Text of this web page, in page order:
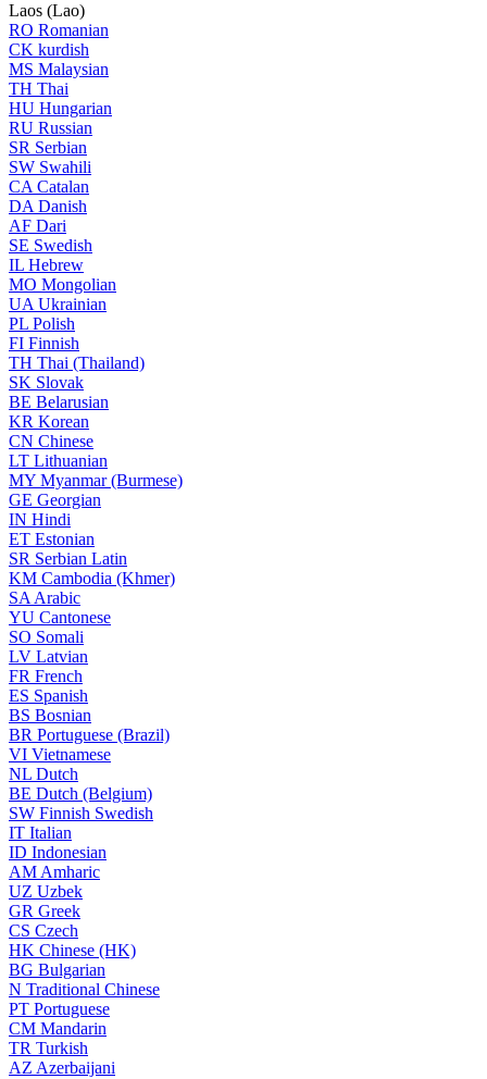
Laos (Lao)
RO Romanian
CK kurdish
MS Malaysian
TH Thai
HU Hungarian
RU Russian
SR Serbian
SW Swahili
CA Catalan
DA Danish
AF Dari
SE Swedish
IL Hebrew
MO Mongolian
UA Ukrainian
PL Polish
FI Finnish
TH Thai (Thailand)
SK Slovak
BE Belarusian
KR Korean
CN Chinese
LT Lithuanian
MY Myanmar (Burmese)
GE Georgian
IN Hindi
ET Estonian
SR Serbian Latin
KM Cambodia (Khmer)
SA Arabic
YU Cantonese
SO Somali
LV Latvian
FR French
ES Spanish
BS Bosnian
BR Portuguese (Brazil)
VI Vietnamese
NL Dutch
BE Dutch (Belgium)
SW Finnish Swedish
IT Italian
ID Indonesian
AM Amharic
UZ Uzbek
GR Greek
CS Czech
HK Chinese (HK)
BG Bulgarian
N Traditional Chinese
PT Portuguese
CM Mandarin
TR Turkish
AZ Azerbaijani